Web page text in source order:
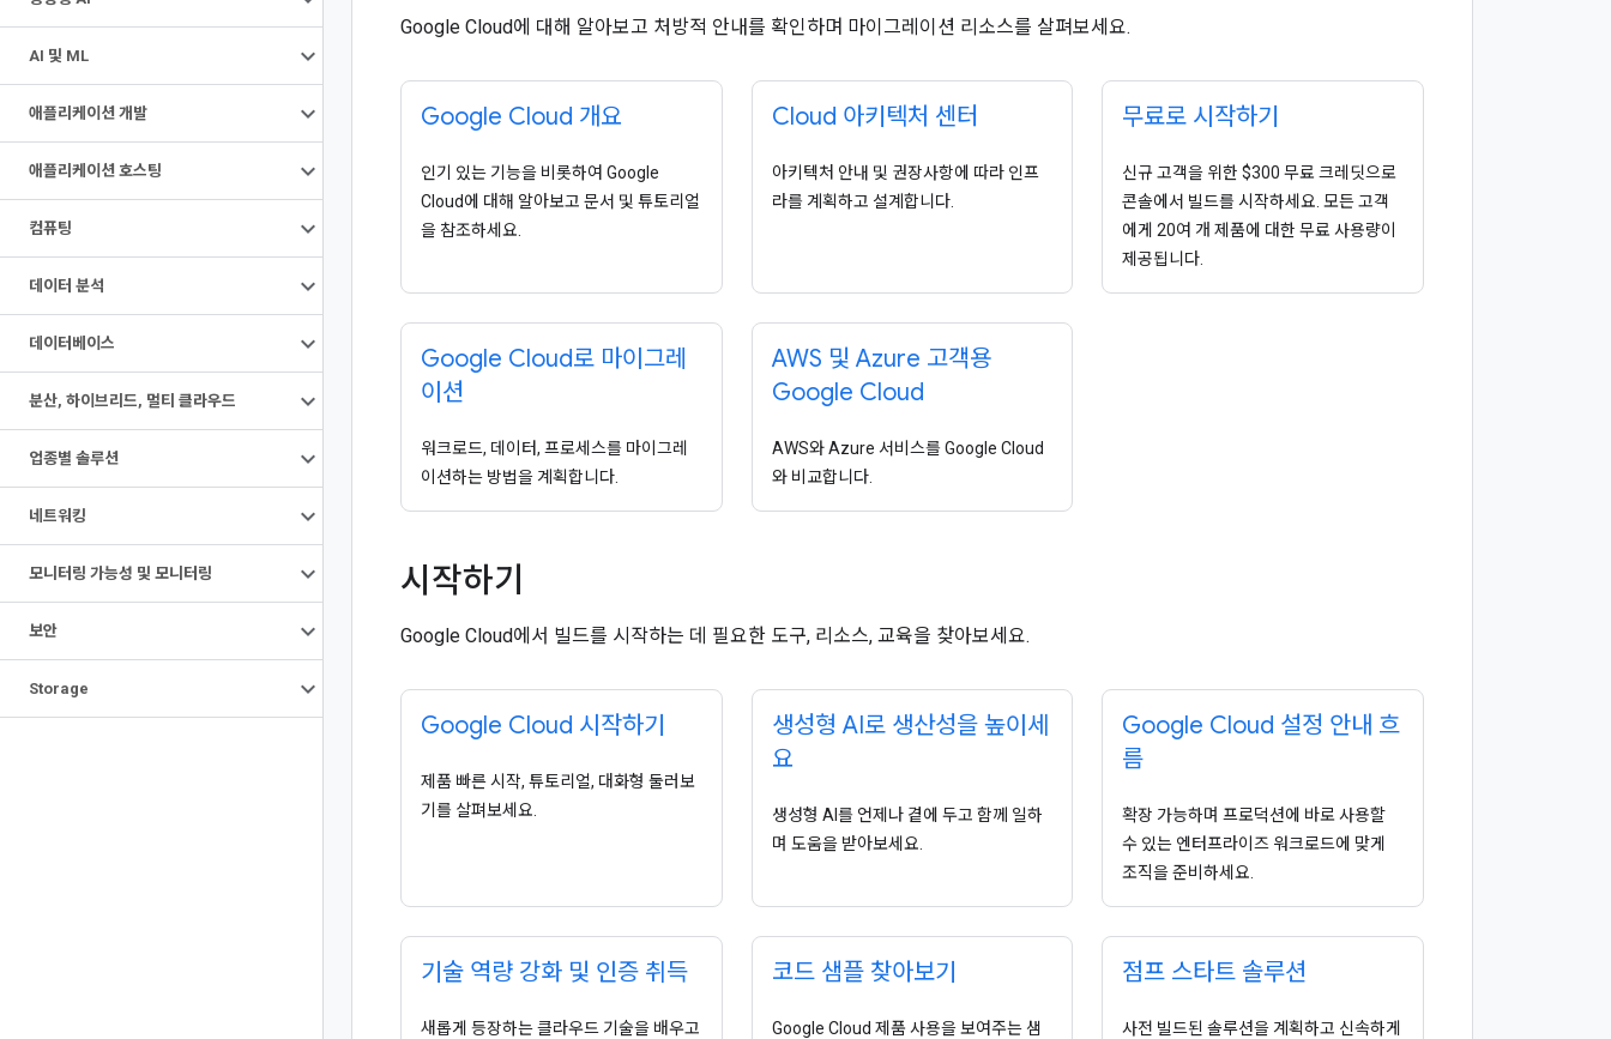
AI 및 ML
애플리케이션 개발
애플리케이션 호스팅
컴퓨팅
데이터 분석
데이터베이스
분산, 하이브리드, 멀티 클라우드
업종별 솔루션
네트워킹
모니터링 가능성 및 모니터링
보안
Storage
Google Cloud에 대해 알아보고 처방적 안내를 확인하며 마이그레이션 리소스를 살펴보세요.
Google Cloud 개요
인기 있는 기능을 비롯하여 Google
Cloud에 대해 알아보고 문서 및 튜토리얼
을 참조하세요.
Cloud 아키텍처 센터
아키텍처 안내 및 권장사항에 따라 인프
라를 계획하고 설계합니다.
무료로 시작하기
신규 고객을 위한 $300 무료 크레딧으로
콘솔에서 빌드를 시작하세요. 모든 고객
에게 20여 개 제품에 대한 무료 사용량이
제공됩니다.
Google Cloud로 마이그레
이션
워크로드, 데이터, 프로세스를 마이그레
이션하는 방법을 계획합니다.
AWS 및 Azure 고객용
Google Cloud
AWS와 Azure 서비스를 Google Cloud
와 비교합니다.
시작하기
Google Cloud에서 빌드를 시작하는 데 필요한 도구, 리소스, 교육을 찾아보세요.
Google Cloud 시작하기
제품 빠른 시작, 튜토리얼, 대화형 둘러보
기를 살펴보세요.
생성형 AI로 생산성을 높이세
요
생성형 AI를 언제나 곁에 두고 함께 일하
며 도움을 받아보세요.
Google Cloud 설정 안내 흐
름
확장 가능하며 프로덕션에 바로 사용할
수 있는 엔터프라이즈 워크로드에 맞게
조직을 준비하세요.
기술 역량 강화 및 인증 취득
새롭게 등장하는 클라우드 기술을 배우고
코드 샘플 찾아보기
Google Cloud 제품 사용을 보여주는 샘
점프 스타트 솔루션
사전 빌드된 솔루션을 계획하고 신속하게